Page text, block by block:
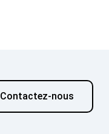
Contactez-nous